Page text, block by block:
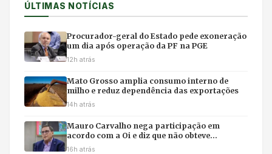
ÚLTIMAS NOTÍCIAS
Procurador-geral do Estado pede exoneração
um dia após operação da PF na PGE
12h atrás
Mato Grosso amplia consumo interno de
milho e reduz dependência das exportações
14h atrás
Mauro Carvalho nega participação em
acordo com a Oi e diz que não obteve
benefícios
16h atrás